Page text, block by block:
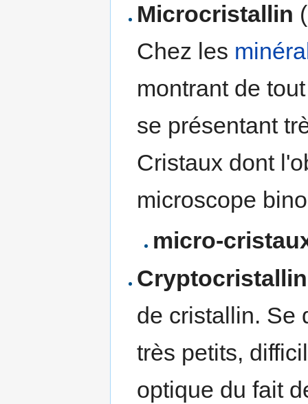
Microcristallin
Chez les
montrant de
se présentant
Cristaux dont
microscope
micro-
Cryptocristallin
de cristallin. Se
très petits,
optique du fait